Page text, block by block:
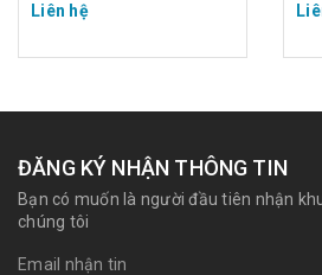
Liên hệ
ĐĂNG KÝ NHẬN THÔNG TIN
Bạn có muốn là người đầu tiên nhận
chúng tôi